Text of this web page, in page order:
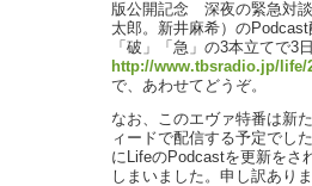
版公開記念 深夜の緊急対
太郎。新井麻希）の
「破」「急」の3本立てで3
http://www.tbsradio.jp/life/
で、あわせてどうぞ。
なお、このエヴァ特番は新
ィードで配信する予定でし
にLifeのPodcastを更新をさ
しまいました。申し訳あり